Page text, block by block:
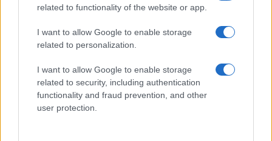
related to functionality of the website or app.
I want to allow Google to enable storage
related to personalization.
I want to allow Google to enable storage
related to security, including authentication
functionality and fraud prevention, and other
user protection.
Esplosione a Beirut: tra i feriti anche militari italiani